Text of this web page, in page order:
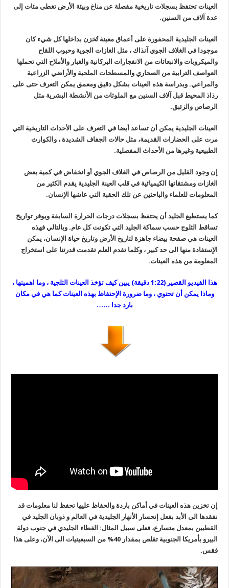
العينات تحتفظ بسجلات تاريخية مفصلة عن مناخ وبيئة الأرض تغطي مئات إلى
عدة آلاف من السنين.
العينات الجليدية المحفورة على أعماق معينة تُخزن بداخلها كل شيء كان
موجودا في الغلاف الجوي آنذاك ، مثل الغازات الجوية وحبوب اللقاح
والميكروبات والانبعاثات من الانفجارات البركانية والغبار والأملاح التي تحملها
العواصف الترابية من الصحاري والمسطحات الملحية والأراضي الزراعية
والمراعي. وبدراسة هذه العينات بشكل دقيق ومعمق يمكن التعرف حتى على
رذاذ المحيط قبل آلاف السنين مع الملوثات من الأنشطة البشرية مثل
الرصاص والزئبق.
العينات الجليدية يمكن أن تساعد أيضا في التعرف على الأحداث التاريخية التي
مرت على الحضارات القديمة، مثل حالات الجفاف الشديدة ، والكوارث
الطبيعية وغيرها من الأحداث المفصلية.
إن وجود القليل من الرصاص في الغلاف الجوي أو انخفاض في كمية بعض
الغازات ومشتقاتها الكيميائية في قلب العينة الجليدية يقدم الكثير من
المعلومات للعلماء والباحثين عن تلك الحقبة التي عاشها الإنسان.
كما يستطيع الجليد أن يحتفظ بسجلات درجات الحرارة السابقة ويوفر تواريخ
تساقط الثلوج حسب سماكة الجليد التي تكونت كل عام. وبالتالي فهذه
العينات هي صفحة بيضاء جاهزة لتاريخ الأرض وتاريخ حياة الإنسان، يمكن
الإستفادة منها الى حد كبير ، وكلما تقدم العلم تقدمت قدرتنا على استخراج
المعلومة من هذه العينات.
هذا الفيديو القصير (1:22 دقيقة) يبين كيف تؤخذ العينات الثلجية ، وما اهميتها ،
وماذا يمكن أن تحتوي ، وما ضرورة الإحتفاظ بهذه العينات كما هي في مكان
بارد جدا ……
إن تخزين هذه العينات في أماكن باردة والحفاظ عليها تحفظ لنا معلومات قد
نفقدها الى الأبد بفعل إنحسار الأنهار الجليدية في العالم و ذوبان الجليد في
القطبين بمعدل متسارع، فعلى سبيل المثال: الغطاء الجليدي في جنوب دولة
البيرو بأمريكا الجنوبية تقلص بمقدار 40% من السبعينيات الى الآن، وعلى هذا
فقس.